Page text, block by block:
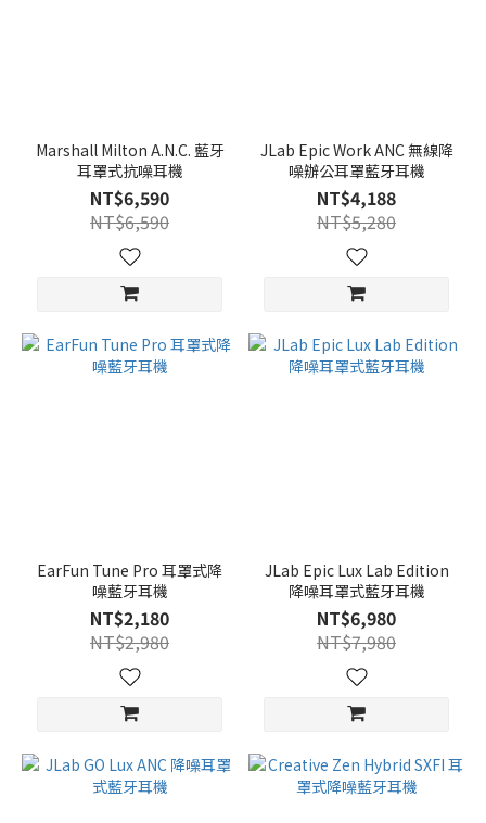
Marshall Milton A.N.C. 藍牙
耳罩式抗噪耳機
NT$6,590
NT$6,590
JLab Epic Work ANC 無線降
噪辦公耳罩藍牙耳機
NT$4,188
NT$5,280
EarFun Tune Pro 耳罩式降
噪藍牙耳機
NT$2,180
NT$2,980
JLab Epic Lux Lab Edition
降噪耳罩式藍牙耳機
NT$6,980
NT$7,980